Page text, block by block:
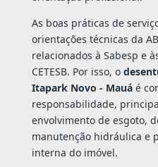
As boas práticas de
orientações técnicas da
relacionados à Sabesp e
CETESB. Por isso, o
Itapark Novo - Mauáé
responsabilidade,
envolvimento de esgoto,
manutenção hidráulica e
interna do imóvel.